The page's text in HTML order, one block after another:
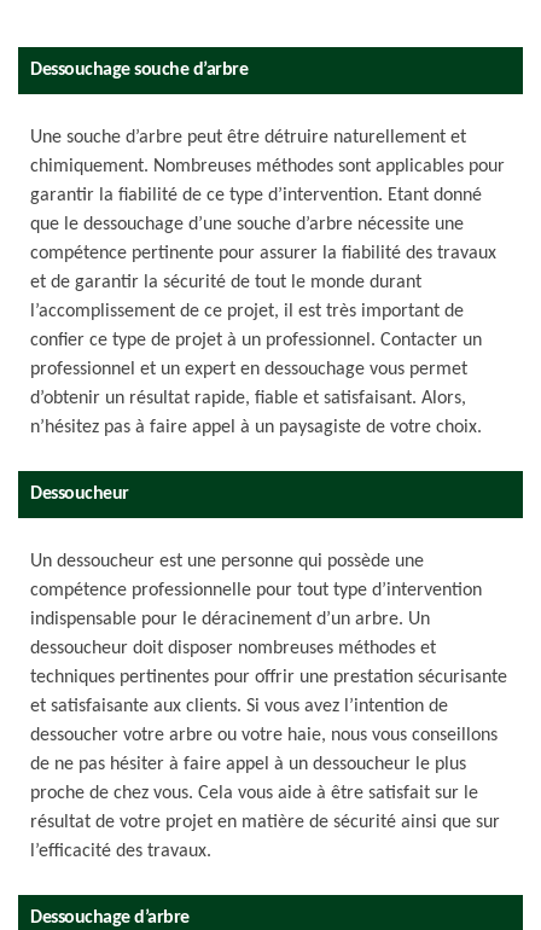
Dessouchage souche d’arbre
Une souche d’arbre peut être détruire naturellement et
chimiquement. Nombreuses méthodes sont applicables pour
garantir la fiabilité de ce type d’intervention. Etant donné
que le dessouchage d’une souche d’arbre nécessite une
compétence pertinente pour assurer la fiabilité des travaux
et de garantir la sécurité de tout le monde durant
l’accomplissement de ce projet, il est très important de
confier ce type de projet à un professionnel. Contacter un
professionnel et un expert en dessouchage vous permet
d’obtenir un résultat rapide, fiable et satisfaisant. Alors,
n’hésitez pas à faire appel à un paysagiste de votre choix.
Dessoucheur
Un dessoucheur est une personne qui possède une
compétence professionnelle pour tout type d’intervention
indispensable pour le déracinement d’un arbre. Un
dessoucheur doit disposer nombreuses méthodes et
techniques pertinentes pour offrir une prestation sécurisante
et satisfaisante aux clients. Si vous avez l’intention de
dessoucher votre arbre ou votre haie, nous vous conseillons
de ne pas hésiter à faire appel à un dessoucheur le plus
proche de chez vous. Cela vous aide à être satisfait sur le
résultat de votre projet en matière de sécurité ainsi que sur
l’efficacité des travaux.
Dessouchage d’arbre